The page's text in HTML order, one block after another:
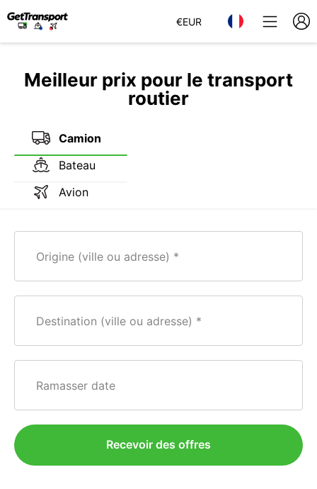
€EUR
Meilleur prix pour le transport
routier
Camion
Bateau
Avion
Origine (ville ou adresse)
Destination (ville ou adresse)
Ramasser date
Recevoir des offres